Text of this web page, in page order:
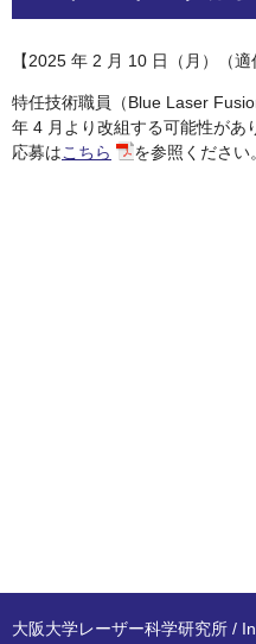
【2025 年 2 月 10 日（月）（
特任技術職員（Blue Laser
年 4 月より改組する可能性があ
応募はこちら を参照ください。
大阪大学レーザー科学研究所 /